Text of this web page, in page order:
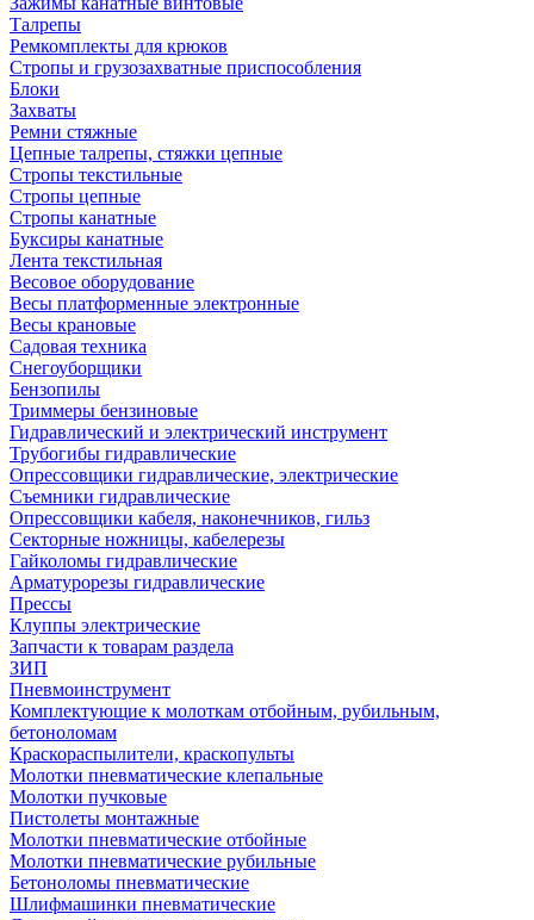
Талрепы
Ремкомплекты для крюков
Стропы и грузозахватные приспособления
Блоки
Захваты
Ремни стяжные
Цепные талрепы, стяжки цепные
Стропы текстильные
Стропы цепные
Стропы канатные
Буксиры канатные
Лента текстильная
Весовое оборудование
Весы платформенные электронные
Весы крановые
Садовая техника
Снегоуборщики
Бензопилы
Триммеры бензиновые
Гидравлический и электрический инструмент
Трубогибы гидравлические
Опрессовщики гидравлические, электрические
Съемники гидравлические
Опрессовщики кабеля, наконечников, гильз
Секторные ножницы, кабелерезы
Гайколомы гидравлические
Арматурорезы гидравлические
Прессы
Клуппы электрические
Запчасти к товарам раздела
ЗИП
Пневмоинструмент
Комплектующие к молоткам отбойным, рубильным,
бетоноломам
Краскораспылители, краскопульты
Молотки пневматические клепальные
Молотки пучковые
Пистолеты монтажные
Молотки пневматические отбойные
Молотки пневматические рубильные
Бетоноломы пневматические
Шлифмашинки пневматические